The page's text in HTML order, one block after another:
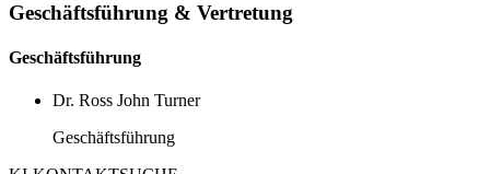
Geschäftsführung & Vertretung
Geschäftsführung
Dr. Ross John Turner
Geschäftsführung